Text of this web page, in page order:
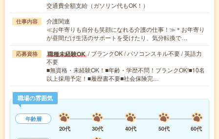
交通費全額支給（ガソリン代もOK！）
仕事内容
介護関連
≪お年寄りも自分も笑顔になれる介護の仕事！≫＊お年寄り
が昼間だけ生活のサポートを受けたり、気分転換で…
応募資格 職種未経験OK / ブランクOK / パソコンスキル不要 / 英語力
不要
■無資格・未経験OK！■年齢・学歴不問！ブランクOK!■10名
以上採用予定！■履歴書不要■社会保険完…
職場の雰囲気
年齢層
20代
30代 40代 50代
60代